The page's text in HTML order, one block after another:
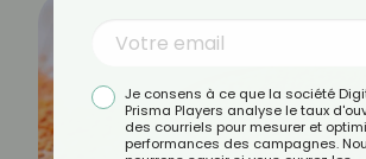
Je consens à ce que la société
Prisma Players analyse le taux
des courriels pour mesurer et
performances des campagnes.